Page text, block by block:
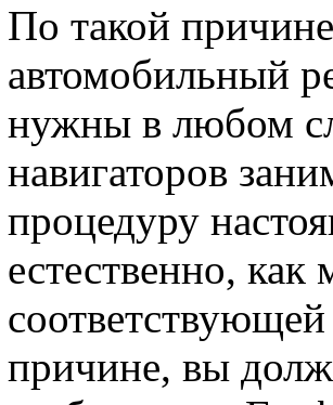
По такой
автомобильный
нужны в любом
навигаторов
процедуру
естественно,
причине, вы